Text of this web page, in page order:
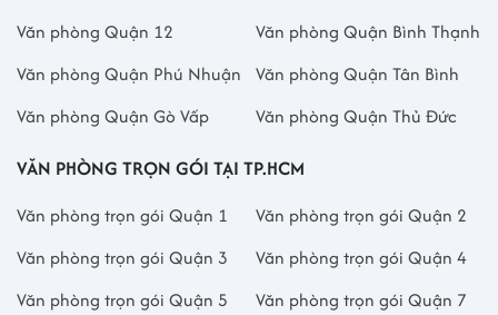
Văn phòng Quận 12
Văn phòng Quận Bình Thạnh
Văn phòng Quận Phú Nhuận
Văn phòng Quận Tân Bình
Văn phòng Quận Gò Vấp
Văn phòng Quận Thủ Đức
VĂN PHÒNG TRỌN GÓI TẠI TP.HCM
Văn phòng trọn gói Quận 1
Văn phòng trọn gói Quận 2
Văn phòng trọn gói Quận 3
Văn phòng trọn gói Quận 4
Văn phòng trọn gói Quận 5
Văn phòng trọn gói Quận 7